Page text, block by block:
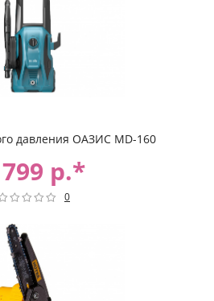
давления ОАЗИС MD-160
р.*
0